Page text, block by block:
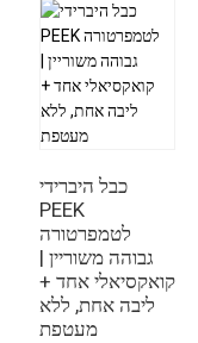
כבל היברידי
PEEK
לטמפרטורה
גבוהה משוריין |
קואקסיאלי אחד +
ליבה אחת, ללא
מעטפת